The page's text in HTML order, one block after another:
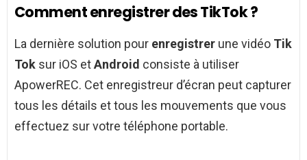
Comment enregistrer des TikTok ?
La dernière solution pour enregistrer une vidéo Tik
Tok sur iOS etAndroid consiste à utiliser
ApowerREC. Cet enregistreur d’écran peut capturer
tous les détails et tous les mouvements que vous
effectuez sur votre téléphone portable.